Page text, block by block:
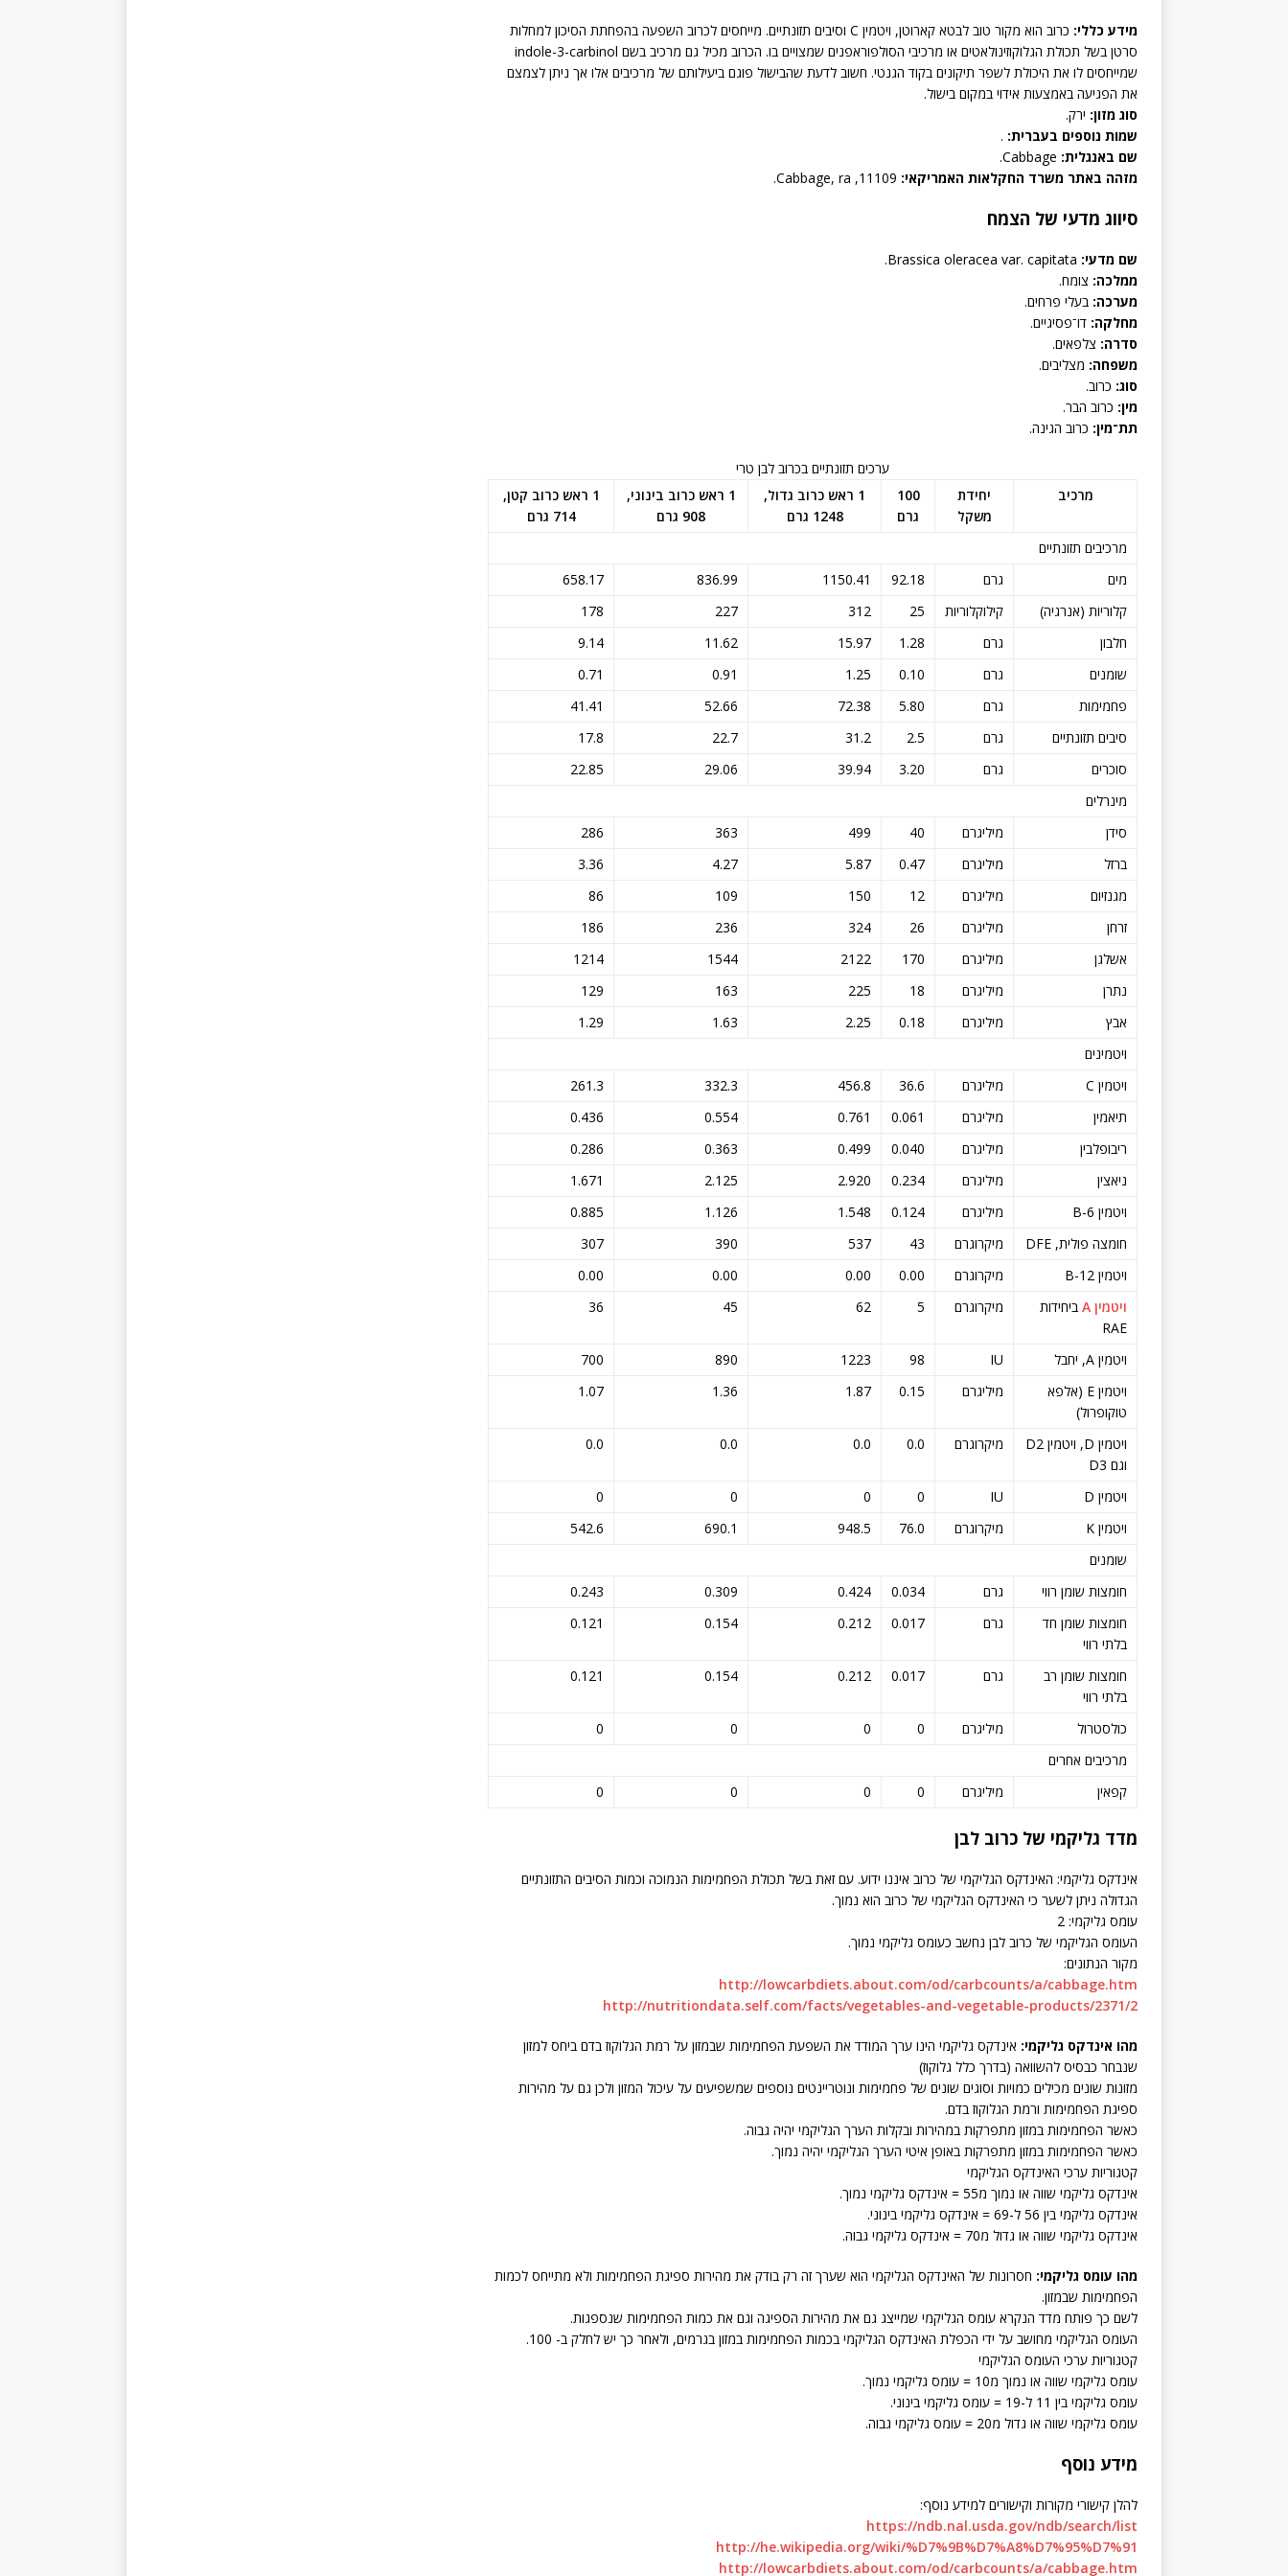
מידע כללי:
כרוב הוא מקור טוב לבטא קארוטן, ויטמין C וסיבים תזונתיים. מייחסים לכרוב השפעה בהפחתת הסיכון למחלות
סרטן בשל תכולת הגלוקוזינולאטים או מרכיבי הסולפוראפנים שמצויים בו. הכרוב מכיל גם מרכיב בשם indole-3-carbinol
שמייחסים לו את היכולת לשפר תיקונים בקוד הגנטי. חשוב לדעת שהבישול פוגם ביעילותם של מרכיבים אלו אך ניתן לצמצם
את הפגיעה באמצעות אידוי במקום בישול.
סוג מזון: ירק.
שמות נוספים בעברית: .
שם באנגלית: Cabbage.
מזהה באתר משרד החקלאות האמריקאי: 11109, Cabbage, ra.
סיווג מדעי של הצמח
שם מדעי: Brassica oleracea var. capitata.
ממלכה: צומח.
מערכה: בעלי פרחים.
מחלקה: דו־פסיגיים.
סדרה: צלפאים.
משפחה: מצליבים.
סוג: כרוב.
מין: כרוב הבר.
תת־מין: כרוב הגינה.
ערכים תזונתיים בכרוב לבן טרי
מרכיב
יחידת
משקל
100
גרם
1 ראש כרוב גדול,
1248 גרם
1 ראש כרוב בינוני,
908 גרם
1 ראש כרוב קטן,
714 גרם
מרכיבים תזונתיים
מים
גרם 92.18
1150.41
836.99
658.17
קלוריות (אנרגיה)
קילוקלוריות 25
312
227
178
חלבון
גרם 1.28
15.97
11.62
9.14
שומנים
גרם 0.10
1.25
0.91
0.71
פחמימות
גרם 5.80
72.38
52.66
41.41
סיבים תזונתיים
גרם 2.5
31.2
22.7
17.8
סוכרים
גרם 3.20
39.94
29.06
22.85
מינרלים
סידן
מיליגרם 40
499
363
286
ברזל
מיליגרם 0.47
5.87
4.27
3.36
מגנזיום
מיליגרם 12
150
109
86
זרחן
מיליגרם 26
324
236
186
אשלגן
מיליגרם 170
2122
1544
1214
נתרן
מיליגרם 18
225
163
129
אבץ
מיליגרם 0.18
2.25
1.63
1.29
ויטמינים
ויטמין C
מיליגרם 36.6
456.8
332.3
261.3
תיאמין
מיליגרם 0.061
0.761
0.554
0.436
ריבופלבין
מיליגרם 0.040
0.499
0.363
0.286
ניאצין
מיליגרם 0.234
2.920
2.125
1.671
ויטמין B-6
מיליגרם 0.124
1.548
1.126
0.885
חומצה פולית, DFE
מיקרוגרם 43
537
390
307
ויטמין B-12
מיקרוגרם 0.00
0.00
0.00
0.00
ויטמין A
ביחידות
RAE
מיקרוגרם 5
62
45
36
ויטמין A, יחבל IU
98
1223
890
700
ויטמין E (אלפא
טוקופרול)
מיליגרם 0.15
1.87
1.36
1.07
ויטמין D, ויטמין D2
וגם D3
מיקרוגרם 0.0
0.0
0.0
0.0
ויטמין D IU
0
0
0
0
ויטמין K
מיקרוגרם 76.0
948.5
690.1
542.6
שומנים
חומצות שומן רווי
גרם 0.034
0.424
0.309
0.243
חומצות שומן חד
בלתי רווי
גרם 0.017
0.212
0.154
0.121
חומצות שומן רב
בלתי רווי
גרם 0.017
0.212
0.154
0.121
כולסטרול מיליגרם 0
0
0
0
מרכיבים אחרים
קפאין
מיליגרם 0
0
0
0
מדד גליקמי של כרוב לבן
אינדקס גליקמי: האינדקס הגליקמי של כרוב איננו ידוע. עם זאת בשל תכולת הפחמימות הנמוכה וכמות הסיבים התזונתיים
הגדולה ניתן לשער כי האינדקס הגליקמי של כרוב הוא נמוך.
עומס גליקמי: 2
העומס הגליקמי של כרוב לבן נחשב כעומס גליקמי נמוך.
מקור הנתונים:
http://lowcarbdiets.about.com/od/carbcounts/a/cabbage.htm
http://nutritiondata.self.com/facts/vegetables-and-vegetable-products/2371/2
מהו אינדקס גליקמי: אינדקס גליקמי הינו ערך המודד את השפעת הפחמימות שבמזון על רמת הגלוקוז בדם ביחס למזון
שנבחר כבסיס להשוואה (בדרך כלל גלוקוז)
מזונות שונים מכילים כמויות וסוגים שונים של פחמימות ונוטריינטים נוספים שמשפיעים על עיכול המזון ולכן גם על מהירות
ספיגת הפחמימות ורמת הגלוקוז בדם.
כאשר הפחמימות במזון מתפרקות במהירות ובקלות הערך הגליקמי יהיה גבוה.
כאשר הפחמימות במזון מתפרקות באופן איטי הערך הגליקמי יהיה נמוך.
קטגוריות ערכי האינדקס הגליקמי
אינדקס גליקמי שווה או נמוך מ55 = אינדקס גליקמי נמוך.
אינדקס גליקמי בין 56 ל-69 = אינדקס גליקמי בינוני.
אינדקס גליקמי שווה או גדול מ70 = אינדקס גליקמי גבוה.
מהו עומס גליקמי: חסרונות של האינדקס הגליקמי הוא שערך זה רק בודק את מהירות ספיגת הפחמימות ולא מתייחס לכמות
הפחמימות שבמזון.
לשם כך פותח מדד הנקרא עומס הגליקמי שמייצג גם את מהירות הספיגה וגם את כמות הפחמימות שנספגות.
העומס הגליקמי מחושב על ידי הכפלת האינדקס הגליקמי בכמות הפחמימות במזון בגרמים, ולאחר כך יש לחלק ב- 100.
קטגוריות ערכי העומס הגליקמי
עומס גליקמי שווה או נמוך מ10 = עומס גליקמי נמוך.
עומס גליקמי בין 11 ל-19 = עומס גליקמי בינוני.
עומס גליקמי שווה או גדול מ20 = עומס גליקמי גבוה.
מידע נוסף
להלן קישורי מקורות וקישורים למידע נוסף:
https://ndb.nal.usda.gov/ndb/search/list
http://he.wikipedia.org/wiki/%D7%9B%D7%A8%D7%95%D7%91
http://lowcarbdiets.about.com/od/carbcounts/a/cabbage.htm